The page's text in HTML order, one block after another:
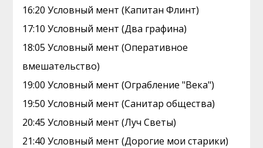
16:20 Условный мент (Капитан Флинт)
17:10 Условный мент (Два графина)
18:05 Условный мент (Оперативное
вмешательство)
19:00 Условный мент (Ограбление "Века")
19:50 Условный мент (Санитар общества)
20:45 Условный мент (Луч Светы)
21:40 Условный мент (Дорогие мои старики)